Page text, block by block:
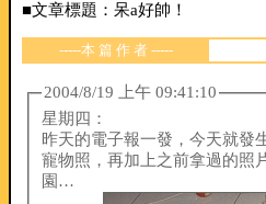
■文章標題：呆a好帥！
-----本 篇 作 者 -----
2004/8/19 上午 09:41:10
星期四：
昨天的電子報一發，今天就發
寵物照，再加上之前拿過的照
園…